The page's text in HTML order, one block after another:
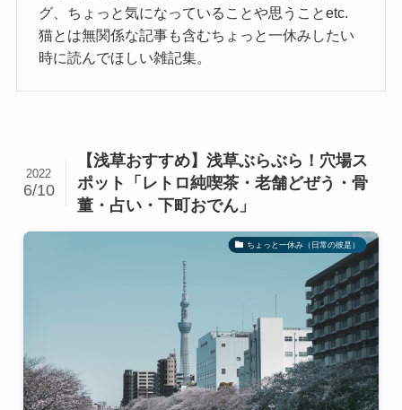
グ、ちょっと気になっていることや思うことetc.
猫とは無関係な記事も含むちょっと一休みしたい
時に読んでほしい雑記集。
【浅草おすすめ】浅草ぶらぶら！穴場ス
ポット「レトロ純喫茶・老舗どぜう・骨
董・占い・下町おでん」
2022
6/10
ちょっと一休み（日常の彼是）